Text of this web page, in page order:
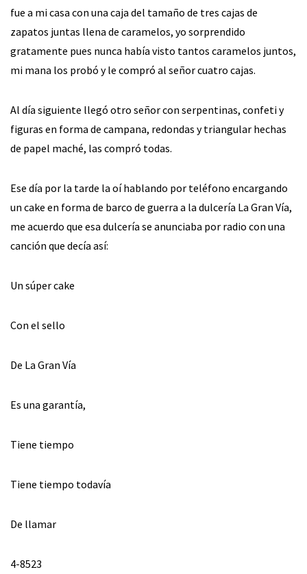
fue a mi casa con una caja del tamaño de tres cajas de
zapatos juntas llena de caramelos, yo sorprendido
gratamente pues nunca había visto tantos caramelos juntos,
mi mana los probó y le compró al señor cuatro cajas.
Al día siguiente llegó otro señor con serpentinas, confeti y
figuras en forma de campana, redondas y triangular hechas
de papel maché, las compró todas.
Ese día por la tarde la oí hablando por teléfono encargando
un cake en forma de barco de guerra a la dulcería La Gran Vía,
me acuerdo que esa dulcería se anunciaba por radio con una
canción que decía así:
Un súper cake
Con el sello
De La Gran Vía
Es una garantía,
Tiene tiempo
Tiene tiempo todavía
De llamar
4-8523